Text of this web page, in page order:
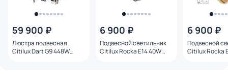
59 900 ₽
Люстра подвесная
Citilux Dart G9 448W
6 900 ₽
Подвесной светильник
Citilux Rocka Е14 40W
6 900 ₽
Подвесной
Citilux Rocka